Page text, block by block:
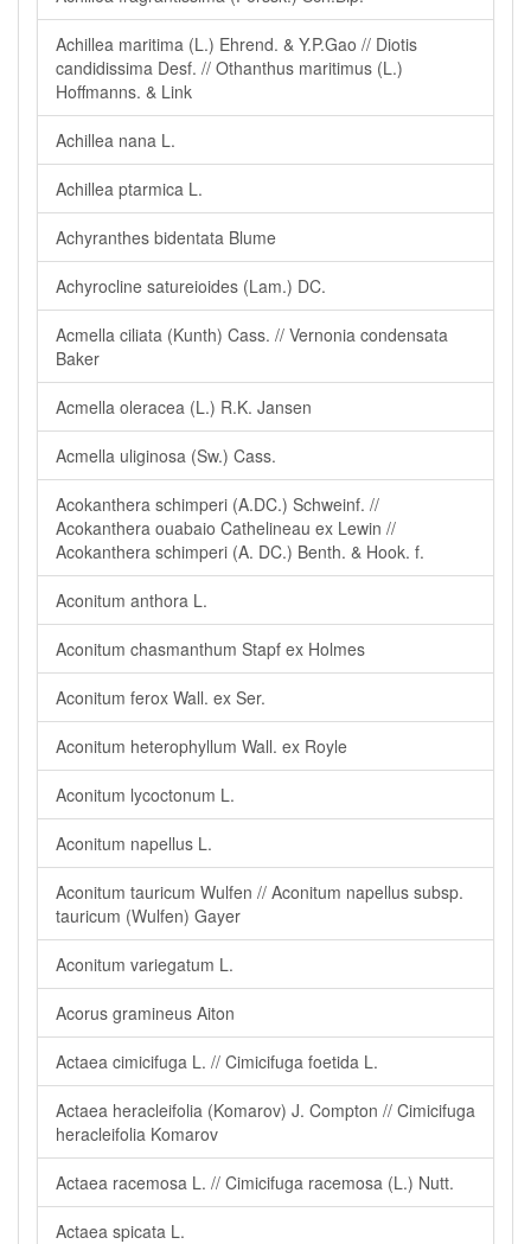
Achillea maritima (L.) Ehrend. & Y.P.Gao // Diotis
candidissima Desf. // Othanthus maritimus (L.)
Hoffmanns. & Link
Achillea nana L.
Achillea ptarmica L.
Achyranthes bidentata Blume
Achyrocline satureioides (Lam.) DC.
Acmella ciliata (Kunth) Cass. // Vernonia condensata
Baker
Acmella oleracea (L.) R.K. Jansen
Acmella uliginosa (Sw.) Cass.
Acokanthera schimperi (A.DC.) Schweinf. //
Acokanthera ouabaio Cathelineau ex Lewin //
Acokanthera schimperi (A. DC.) Benth. & Hook. f.
Aconitum anthora L.
Aconitum chasmanthum Stapf ex Holmes
Aconitum ferox Wall. ex Ser.
Aconitum heterophyllum Wall. ex Royle
Aconitum lycoctonum L.
Aconitum napellus L.
Aconitum tauricum Wulfen // Aconitum napellus subsp.
tauricum (Wulfen) Gayer
Aconitum variegatum L.
Acorus gramineus Aiton
Actaea cimicifuga L. // Cimicifuga foetida L.
Actaea heracleifolia (Komarov) J. Compton // Cimicifuga
heracleifolia Komarov
Actaea racemosa L. // Cimicifuga racemosa (L.) Nutt.
Actaea spicata L.